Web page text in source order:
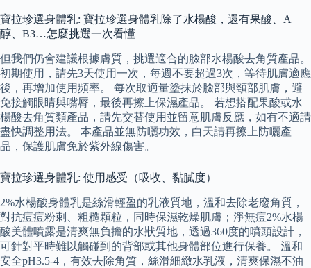
寶拉珍選身體乳: 寶拉珍選身體乳除了水楊酸，還有果酸、A
醇、B3…怎麼挑選一次看懂
但我們仍會建議根據膚質，挑選適合的臉部水楊酸去角質產品。
初期使用，請先3天使用一次，每週不要超過3次，等待肌膚適應
後，再增加使用頻率。 每次取適量塗抹於臉部與頸部肌膚，避
免接觸眼睛與嘴脣，最後再擦上保濕產品。 若想搭配果酸或水
楊酸去角質類產品，請先交替使用並留意肌膚反應，如有不適請
盡快調整用法。 本產品並無防曬功效，白天請再擦上防曬產
品，保護肌膚免於紫外線傷害。
寶拉珍選身體乳: 使用感受（吸收、黏膩度）
2%水楊酸身體乳是絲滑輕盈的乳液質地，溫和去除老廢角質，
對抗痘痘粉刺、粗糙顆粒，同時保濕乾燥肌膚；淨無痘2%水楊
酸美體噴露是清爽無負擔的水狀質地，透過360度的噴頭設計，
可針對平時難以觸碰到的背部或其他身體部位進行保養。 溫和
安全pH3.5-4，有效去除角質，絲滑細緻水乳液，清爽保濕不油